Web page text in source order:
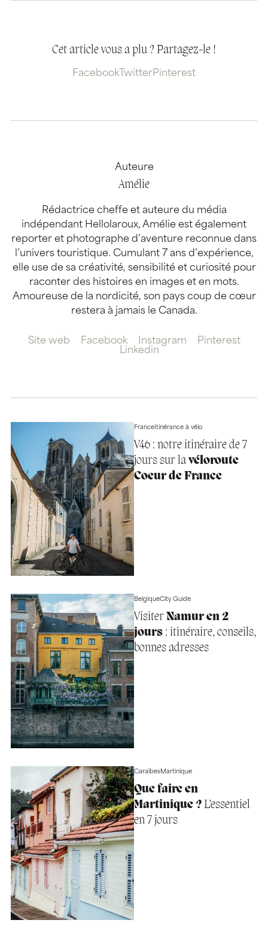
Cet article vous a plu ? Partagez-le !
Facebook TwitterPinterest
Auteure
Amélie
Rédactrice cheffe et auteure du média
indépendant Hellolaroux, Amélie est également
reporter et photographe d’aventure reconnue dans
l’univers touristique. Cumulant 7 ans d’expérience,
elle use de sa créativité, sensibilité et curiosité pour
raconter des histoires en images et en mots.
Amoureuse de la nordicité, son pays coup de cœur
restera à jamais le Canada.
Site web Facebook Instagram
Pinterest
Linkedin
FranceItinérance à vélo
V46 : notre itinéraire de 7
jours sur lavéloroute
Coeur de France
BelgiqueCity Guide
Visiter Namur en 2
jours: itinéraire, conseils,
bonnes adresses
CaraïbesMartinique
Que faire en
Martinique ?L’essentiel
en 7 jours